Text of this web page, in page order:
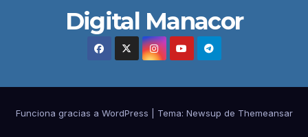
Digital Manacor
Funciona gracias a WordPress Tema: Newsup de Themeansar